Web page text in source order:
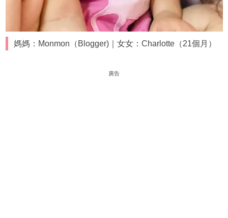
媽媽：Monmon（Blogger)｜女女：Charlotte（21個月）
廣告